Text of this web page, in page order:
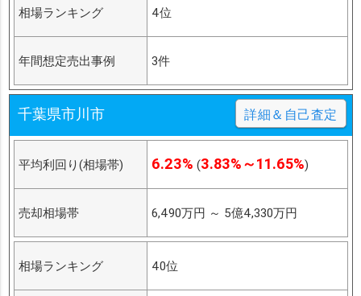
相場ランキング 4位
年間想定売出事例 3件
千葉県市川市 詳細＆自己査定
平均利回り(相場帯) 6.23% (3.83%～11.65%)
売却相場帯 6,490万円 ～ 5億4,330万円
相場ランキング 40位